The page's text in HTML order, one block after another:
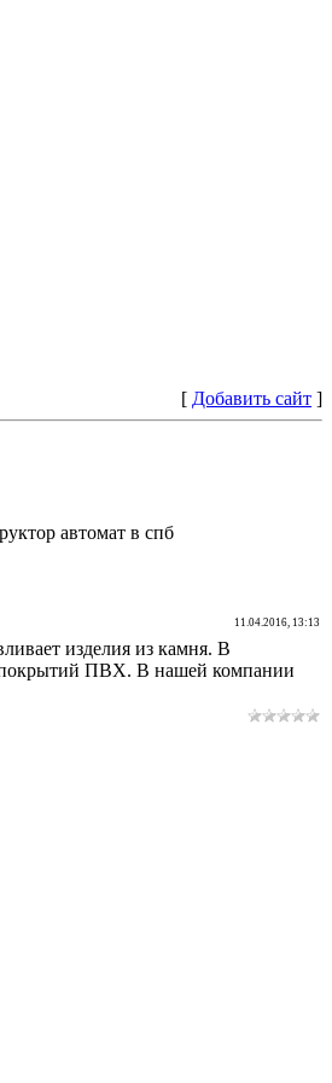
[ Добавить сайт ]
автомат в спб
11.04.2016, 13:13
изделия из камня. В
покрытий ПВХ. В нашей компании